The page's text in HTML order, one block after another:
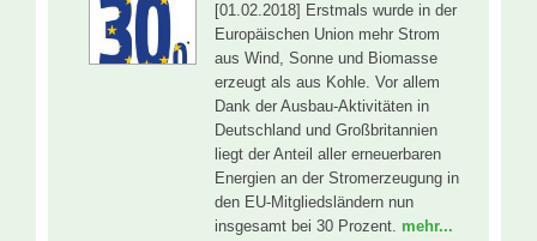
[01.02.2018] Erstmals wurde in der
Europäischen Union mehr Strom
aus Wind, Sonne und Biomasse
erzeugt als aus Kohle. Vor allem
Dank der Ausbau-Aktivitäten in
Deutschland und Großbritannien
liegt der Anteil aller erneuerbaren
Energien an der Stromerzeugung in
den EU-Mitgliedsländern nun
insgesamt bei 30 Prozent. mehr...